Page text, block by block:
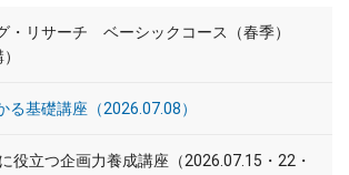
・リサーチ ベーシックコース（春季）
る基礎講座（2026.07.08）
役立つ企画力養成講座（2026.07.15・22・